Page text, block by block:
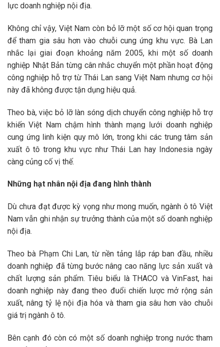
lực doanh nghiệp nội địa.
Không chỉ vậy, Việt Nam còn bỏ lỡ một số cơ hội quan trọng
để tham gia sâu hơn vào chuỗi cung ứng khu vực. Bà Lan
nhắc lại giai đoạn khoảng năm 2005, khi một số doanh
nghiệp Nhật Bản từng cân nhắc chuyển một phần hoạt động
công nghiệp hỗ trợ từ Thái Lan sang Việt Nam nhưng cơ hội
này đã không được tận dụng hiệu quả.
Theo bà, việc bỏ lỡ làn sóng dịch chuyển công nghiệp hỗ trợ
khiến Việt Nam chậm hình thành mạng lưới doanh nghiệp
cung ứng linh kiện quy mô lớn, trong khi các trung tâm sản
xuất ô tô trong khu vực như Thái Lan hay Indonesia ngày
càng củng cố vị thế.
Những hạt nhân nội địa đang hình thành
Dù chưa đạt được kỳ vọng như mong muốn, ngành ô tô Việt
Nam vẫn ghi nhận sự trưởng thành của một số doanh nghiệp
nội địa.
Theo bà Phạm Chi Lan, từ nền tảng lắp ráp ban đầu, nhiều
doanh nghiệp đã từng bước nâng cao năng lực sản xuất và
chất lượng sản phẩm. Tiêu biểu là THACO và VinFast, hai
doanh nghiệp này đang theo đuổi chiến lược mở rộng sản
xuất, nâng tỷ lệ nội địa hóa và tham gia sâu hơn vào chuỗi
giá trị ngành ô tô.
Bên cạnh đó còn có một số doanh nghiệp trong nước tham